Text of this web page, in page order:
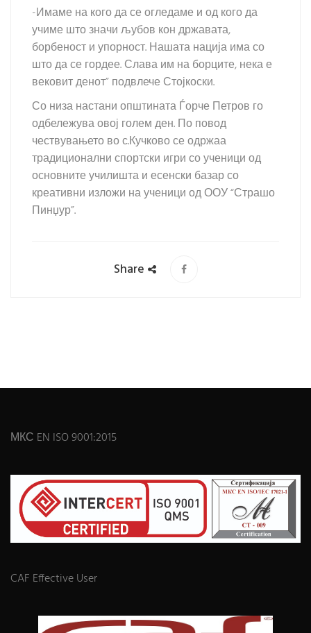
-Имаме на кого да се огледаме и од кого да
учиме што значи љубов кон државата,
борбеност и упорност. Нашата нација има со
што да се гордее. Слава им на борците, нека е
вековит денот” подвлече Стојкоски.
Со низа настани општината Ѓорче Петров го
одбележува овој голем ден. По повод
чествувањето во с.Кучково се одржаа
традиционални спортски игри со ученици од
основните училишта и есенски базар со
креативни изложи на ученици од ООУ “Страшо
Пинџур”.
Share
МКС EN ISO 9001:2015
CAF Effective User